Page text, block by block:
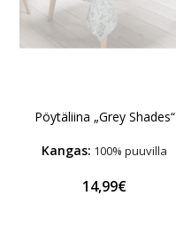
Pöytäliina „Grey Shades“
Kangas: 100% puuvilla
14,99€